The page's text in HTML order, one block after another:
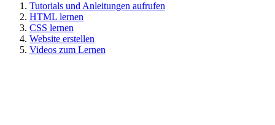
Tutorials und Anleitungen aufrufen
HTML lernen
CSS lernen
Website erstellen
Videos zum Lernen